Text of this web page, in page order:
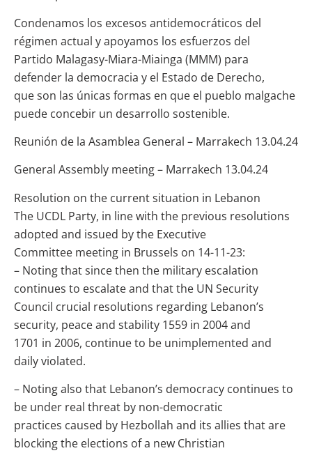
Condenamos los excesos antidemocráticos del
régimen actual y apoyamos los esfuerzos del
Partido Malagasy-Miara-Miainga (MMM) para
defender la democracia y el Estado de Derecho,
que son las únicas formas en que el pueblo malgache
puede concebir un desarrollo sostenible.
Reunión de la Asamblea General – Marrakech 13.04.24
General Assembly meeting – Marrakech 13.04.24
Resolution on the current situation in Lebanon
The UCDL Party, in line with the previous resolutions
adopted and issued by the Executive
Committee meeting in Brussels on 14-11-23:
– Noting that since then the military escalation
continues to escalate and that the UN Security
Council crucial resolutions regarding Lebanon’s
security, peace and stability 1559 in 2004 and
1701 in 2006, continue to be unimplemented and
daily violated.
– Noting also that Lebanon’s democracy continues to
be under real threat by non-democratic
practices caused by Hezbollah and its allies that are
blocking the elections of a new Christian